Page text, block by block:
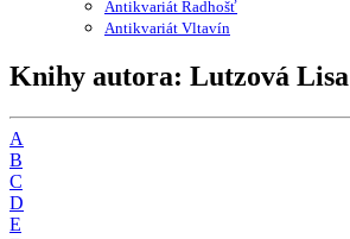
Antikvariát Radhošť
Antikvariát Vltavín
Knihy autora: Lutzová Lisa
A
B
C
D
E